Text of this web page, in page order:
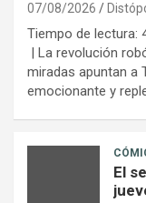
07/08/2026
Tiempo de lectura:
| La revolución
miradas apuntan a
emocionante y
El